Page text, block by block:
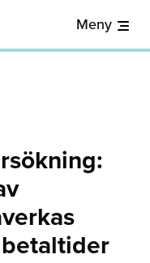
Meny